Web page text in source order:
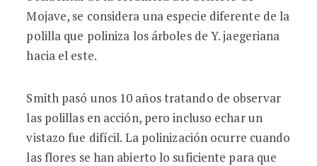
Mojave, se considera una especie diferente de la
polilla que poliniza los árboles de Y. jaegeriana
hacia el este.
Smith pasó unos 10 años tratando de observar
las polillas en acción, pero incluso echar un
vistazo fue difícil. La polinización ocurre cuando
las flores se han abierto lo suficiente para que